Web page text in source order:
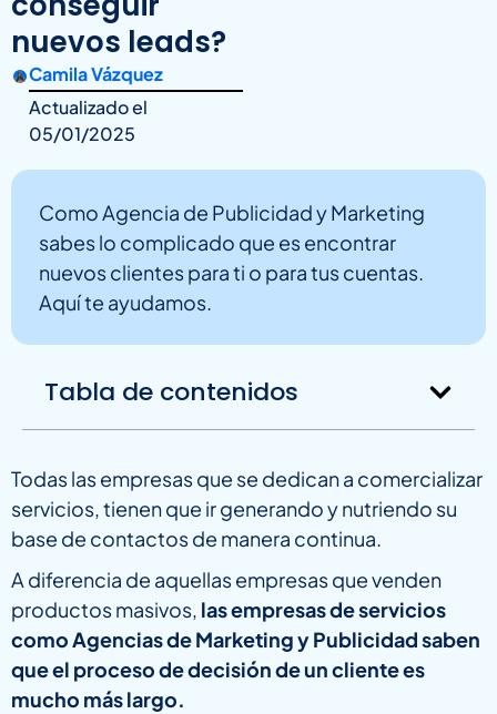
nuevos leads?
Camila Vázquez
Actualizado el
05/01/2025
Como Agencia de Publicidad y Marketing
sabes lo complicado que es encontrar
nuevos clientes para ti o para tus cuentas.
Aquí te ayudamos.
Tabla de contenidos
Todas las empresas que se dedican a comercializar
servicios, tienen que ir generando y nutriendo su
base de contactos de manera continua.
A diferencia de aquellas empresas que venden
productos masivos, las empresas de servicios
como Agencias de Marketing y Publicidad saben
que el proceso de decisión de un cliente es
mucho más largo.